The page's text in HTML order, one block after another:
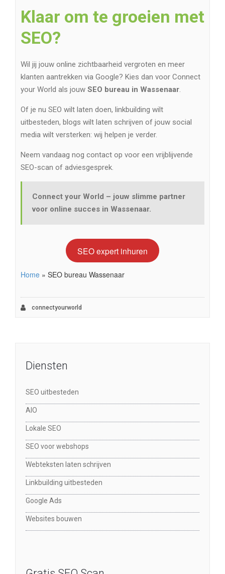
Klaar om te groeien met
SEO?
Wil jij jouw online zichtbaarheid vergroten en meer
klanten aantrekken via Google? Kies dan voor Connect
your World als jouw SEO bureau in Wassenaar.
Of je nu SEO wilt laten doen, linkbuilding wilt
uitbesteden, blogs wilt laten schrijven of jouw social
media wilt versterken: wij helpen je verder.
Neem vandaag nog contact op voor een vrijblijvende
SEO-scan of adviesgesprek.
Connect your World – jouw slimme partner
voor online succes in Wassenaar.
SEO expert inhuren
Home » SEO bureau Wassenaar
connectyourworld
Diensten
SEO uitbesteden
AIO
Lokale SEO
SEO voor webshops
Webteksten laten schrijven
Linkbuilding uitbesteden
Google Ads
Websites bouwen